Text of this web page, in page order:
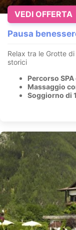
Pausa
Relax tra le Grotte
storici
Percorso SPA
Massaggio
Soggiorno di
VEDI OFFERTA